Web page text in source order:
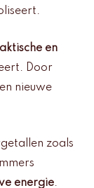
en
Door
nieuwe
zoals
energie.